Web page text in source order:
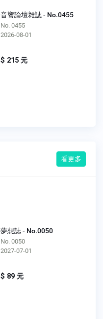
音響論壇雜誌 - No.0455
No. 0455
2026-08-01
$ 215 元
看更多
夢想誌 - No.0050
No. 0050
2027-07-01
$ 89 元